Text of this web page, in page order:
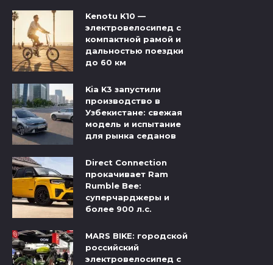
Kenotu K10 —
электровелосипед с
компактной рамой и
дальностью поездки
до 60 км
Kia K3 запустили
производство в
Узбекистане: свежая
модель и испытание
для рынка седанов
Direct Connection
прокачивает Ram
Rumble Bee:
суперчарджеры и
более 900 л.с.
MARS BIKE: городской
российский
электровелосипед с